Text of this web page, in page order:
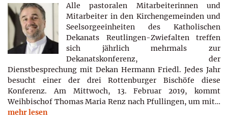
Alle pastoralen Mitarbeiterinnen und
Mitarbeiter in den Kirchengemeinden und
Seelsorgeeinheiten des Katholischen
Dekanats Reutlingen-Zwiefalten treffen
sich jährlich mehrmals zur
Dekanatskonferenz, der
Dienstbesprechung mit Dekan Hermann Friedl. Jedes Jahr
besucht einer der drei Rottenburger Bischöfe diese
Konferenz. Am Mittwoch, 13. Februar 2019, kommt
Weihbischof Thomas Maria Renz nach Pfullingen, um mit…
mehr lesen